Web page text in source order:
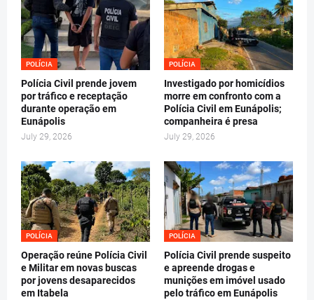
POLÍCIA
Polícia Civil prende jovem
por tráfico e receptação
durante operação em
Eunápolis
July 29, 2026
POLÍCIA
Investigado por homicídios
morre em confronto com a
Polícia Civil em Eunápolis;
companheira é presa
July 29, 2026
POLÍCIA
Operação reúne Polícia Civil
e Militar em novas buscas
por jovens desaparecidos
em Itabela
POLÍCIA
Polícia Civil prende suspeito
e apreende drogas e
munições em imóvel usado
pelo tráfico em Eunápolis